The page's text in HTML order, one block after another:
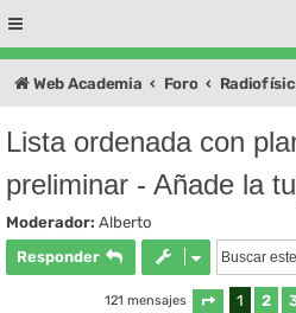
Web Academia Foro
Lista ordenada con
preliminar - Añade la
Moderador: Alberto
Responder
121 mensajes Página
1 2